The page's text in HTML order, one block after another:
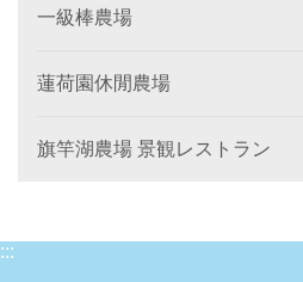
一級棒農場
蓮荷園休閒農場
旗竿湖農場 景観レストラン
:::